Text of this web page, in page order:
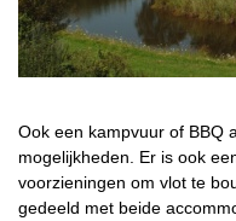
Ook een kampvuur of BBQ
mogelijkheden. Er is ook
voorzieningen om vlot te
gedeeld met beide